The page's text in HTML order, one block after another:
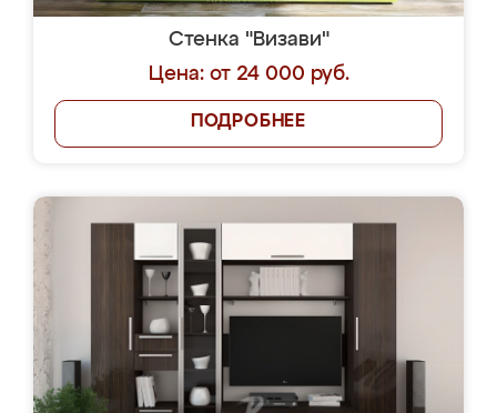
Стенка "Визави"
Цена: от 24 000 руб.
ПОДРОБНЕЕ